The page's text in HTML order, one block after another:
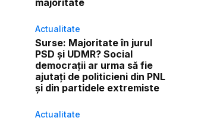
majoritate
Actualitate
Surse: Majoritate în jurul
PSD și UDMR? Social
democrații ar urma să fie
ajutați de politicieni din PNL
și din partidele extremiste
Actualitate